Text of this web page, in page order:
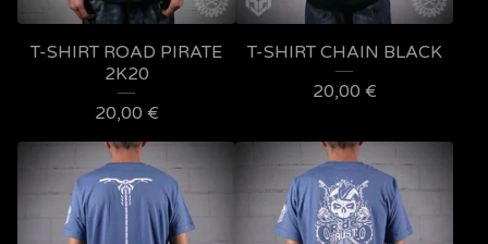
T-SHIRT ROAD PIRATE
2K20
20,00 €
T-SHIRT CHAIN BLACK
20,00 €